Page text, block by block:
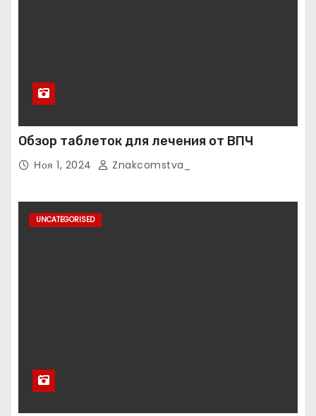
Обзор таблеток для лечения от ВПЧ
Ноя 1, 2024 Znakcomstva_
UNCATEGORISED